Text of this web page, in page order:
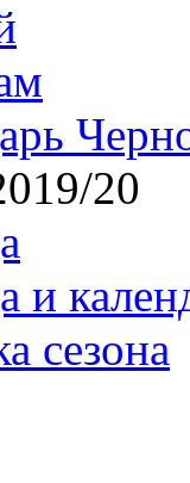
20
и
сезона